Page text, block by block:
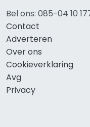
Bel ons: 085-04 10
Contact
Adverteren
Over ons
Cookieverklaring
Avg
Privacy